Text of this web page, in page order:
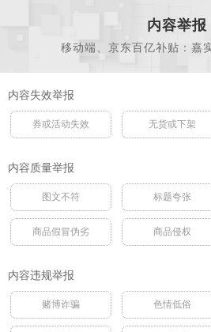
内容举报
移动端、京东百亿补贴：嘉
内容失效举报
券或活动失效 无货或下架
内容质量举报
图文不符 标题夸张
商品假冒伪劣 商品侵权
内容违规举报
赌博诈骗 色情低俗